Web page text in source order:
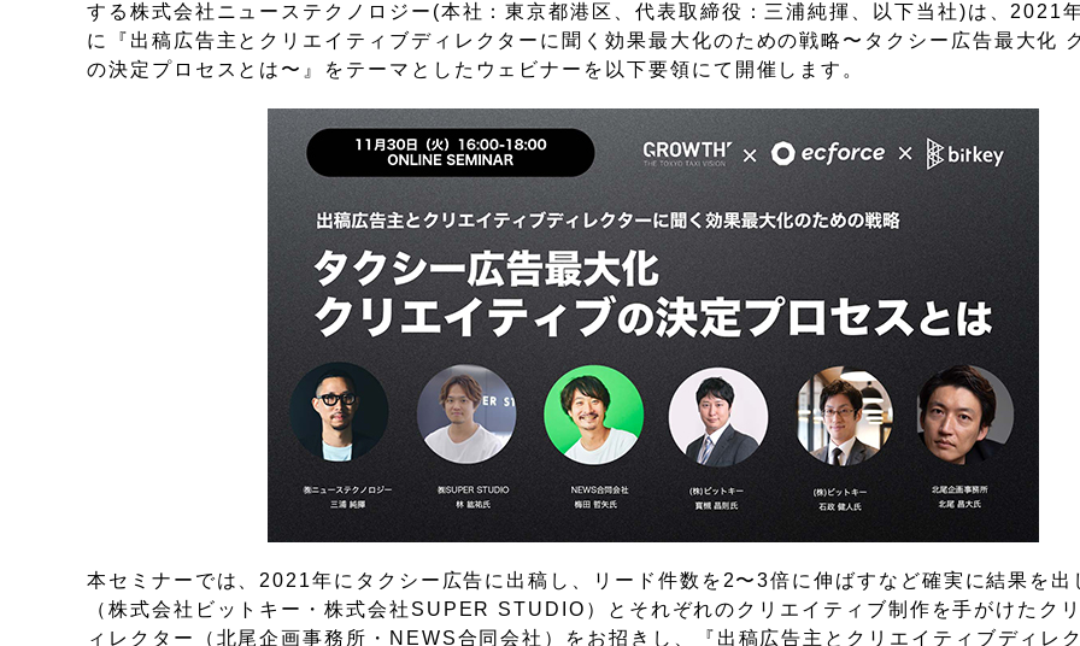
する株式会社ニューステクノロジー(本社：東京都港区、代表取締役：三浦純揮、以下当社)は、2021
に『出稿広告主とクリエイティブディレクターに聞く効果最大化のための戦略〜タクシー広告最大化
の決定プロセスとは〜』をテーマとしたウェビナーを以下要領にて開催します。
本セミナーでは、2021年にタクシー広告に出稿し、リード件数を2〜3倍に伸ばすなど確実に結果を出
（株式会社ビットキー・株式会社SUPER STUDIO）とそれぞれのクリエイティブ制作を手がけたク
ィレクター（北尾企画事務所・NEWS合同会社）をお招きし、『出稿広告主とクリエイティブディレ